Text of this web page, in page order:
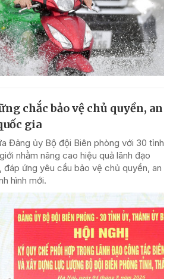
chắc bảo vệ chủ quyền, an
gia
Đảng ủy Bộ đội Biên phòng với 30 tỉnh
nhằm nâng cao hiệu quả lãnh đạo
ứng yêu cầu bảo vệ chủ quyền, an
hình mới.